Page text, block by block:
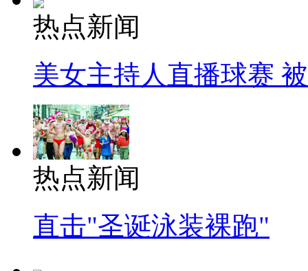
热点新闻
美女主持人直播球赛
热点新闻
直击"圣诞泳装裸跑"